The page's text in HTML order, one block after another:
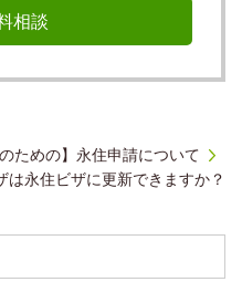
相談
のための】永住申請について
は永住ビザに更新できますか？